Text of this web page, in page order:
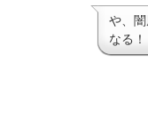
や、
なる！